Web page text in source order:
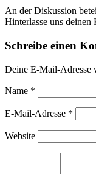
An der Diskussion
Hinterlasse uns deinen
Schreibe einen
Deine E-Mail-Adresse
Name *
E-Mail-Adresse *
Website